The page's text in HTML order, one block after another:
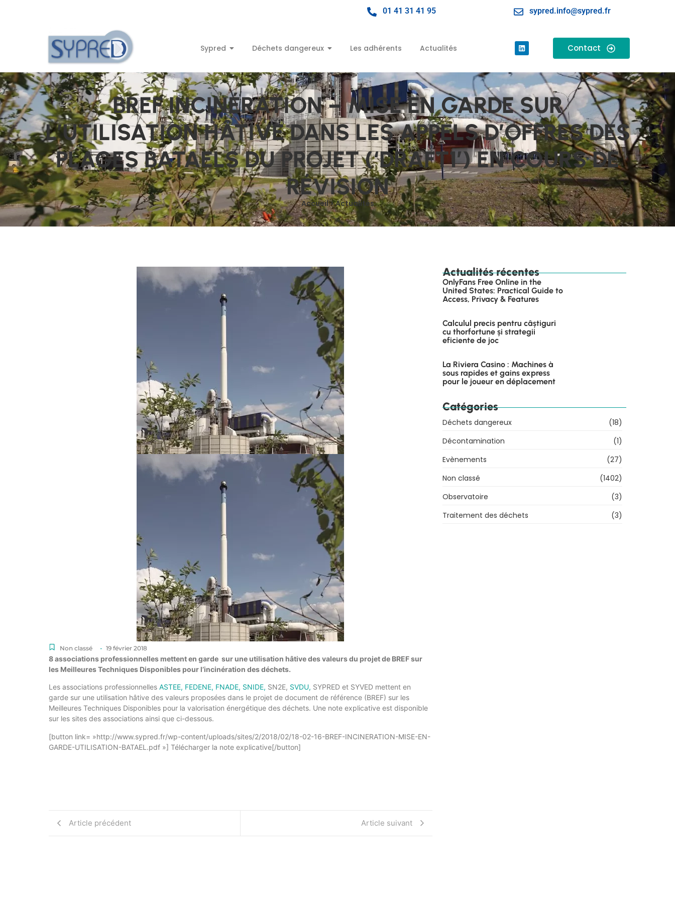
01 41 31 41 95 sypred.info@sypred.fr
Sypred Déchets dangereux Les adhérents Actualités Contact
BREF INCINÉRATION – MISE EN GARDE SUR
L’UTILISATION HÂTIVE DANS LES APPELS D’OFFRES DES
PLAGES BATAELS DU PROJET (‘DRAFT1’) EN COURS DE
RÉVISION
Accueil > Actualités
Non classé - 19 février 2018
8 associations professionnelles mettent en garde sur une utilisation hâtive des valeurs du projet de BREF sur
les Meilleures Techniques Disponibles pour l’incinération des déchets.
Les associations professionnelles ASTEE, FEDENE, FNADE, SNIDE, SN2E, SVDU, SYPRED et SYVED mettent en
garde sur une utilisation hâtive des valeurs proposées dans le projet de document de référence (BREF) sur les
Meilleures Techniques Disponibles pour la valorisation énergétique des déchets. Une note explicative est disponible
sur les sites des associations ainsi que ci-dessous.
[button link= »http://www.sypred.fr/wp-content/uploads/sites/2/2018/02/18-02-16-BREF-INCINERATION-MISE-EN-
GARDE-UTILISATION-BATAEL.pdf »] Télécharger la note explicative[/button]
Article précédent Article suivant
Actualités récentes
OnlyFans Free Online in the
United States: Practical Guide to
Access, Privacy & Features
Calculul precis pentru câștiguri
cu thorfortune și strategii
eficiente de joc
La Riviera Casino : Machines à
sous rapides et gains express
pour le joueur en déplacement
Catégories
Déchets dangereux
(18)
Décontamination
(1)
Evènements
(27)
Non classé
(1402)
Observatoire
(3)
Traitement des déchets
(3)